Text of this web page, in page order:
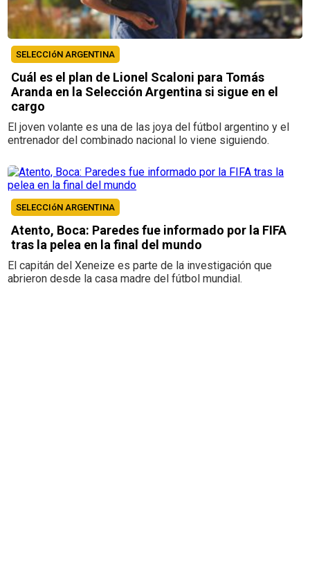
SELECCIóN ARGENTINA
Cuál es el plan de Lionel Scaloni para Tomás
Aranda en la Selección Argentina si sigue en el
cargo
El joven volante es una de las joya del fútbol argentino y el
entrenador del combinado nacional lo viene siguiendo.
SELECCIóN ARGENTINA
Atento, Boca: Paredes fue informado por la FIFA
tras la pelea en la final del mundo
El capitán del Xeneize es parte de la investigación que
abrieron desde la casa madre del fútbol mundial.